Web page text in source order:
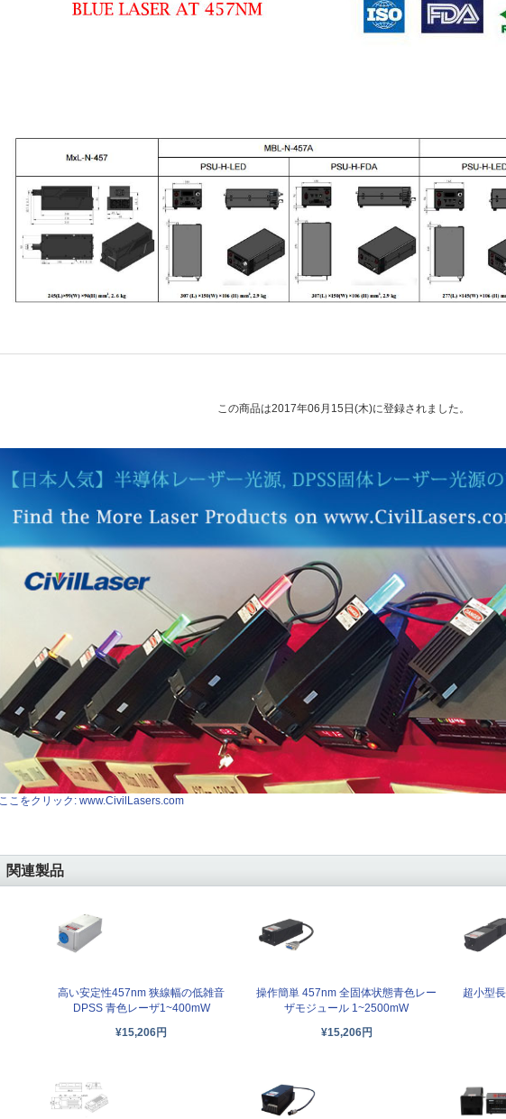
この商品は2017年06月15日(木)に登録されました。
ここをクリック: www.CivilLasers.com
関連製品
高い安定性457nm 狭線幅の低雑音
DPSS 青色レーザ1~400mW
¥15,206円
操作簡単 457nm 全固体状態青色レー
ザモジュール 1~2500mW
¥15,206円
超小型